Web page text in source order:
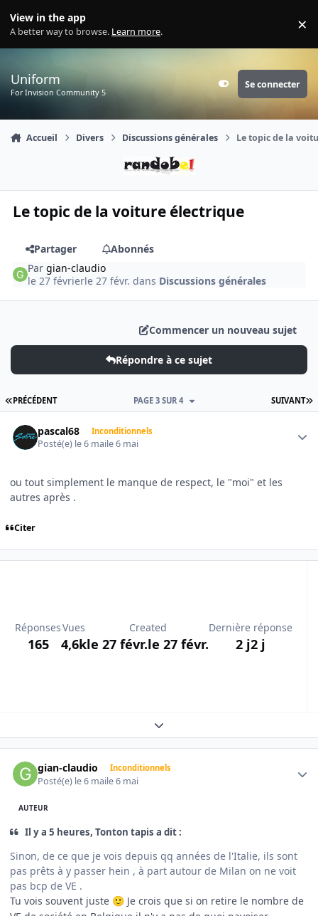
View in the app
A better way to browse. Learn more. ×
Uniform
For Invision Community 5 Customizer
Se connecter
Accueil Divers Discussions générales Le topic de la
Le topic de la voiture électrique
Partager
Abonnés
Pargian-claudio
le 27 févrierle 27 févr. dans Discussions générales
Commencer un nouveau sujet
Répondre à ce sujet
PREMIÈRE PAGE
PRÉCÉDENT SUIVANT
PAGE 3 SUR 4
pascal68 Inconditionnels
Posté(e) le 6 maile 6 mai
ou tout simplement le manque de respect, le "moi" et les
autres après .
Citer
Réponses
165
Vues
4,6k
Created
le 27 févr.le 27 févr.
Dernière réponse
2 j2 j
Expand topic overview
gian-claudio Inconditionnels
Posté(e) le 6 maile 6 mai
AUTEUR
Il y a 5 heures, Tonton tapis a dit :
Sinon, de ce que je vois depuis qq années de l'Italie, ils sont
pas prêts à y passer hein , à part autour de Milan on ne voit
pas bcp de VE .
Tu vois souvent juste 🙂 Je crois que si on retire le nombre de